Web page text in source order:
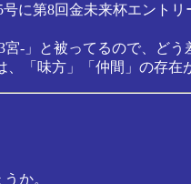
に第8回金未来杯エン
-」と被ってるので、どう
「味方」「仲間」の存在
か。